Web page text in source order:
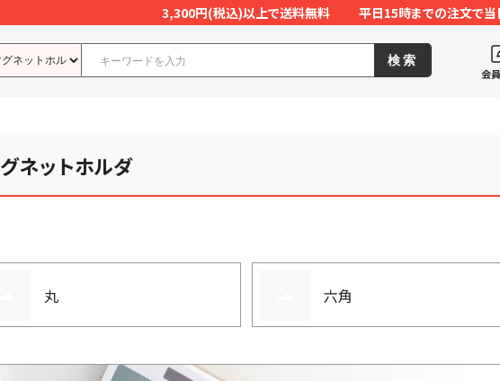
3,300円(税込)以上で送料無料 平日15時までの注文で当
検索
ネットホルダ
丸 六角